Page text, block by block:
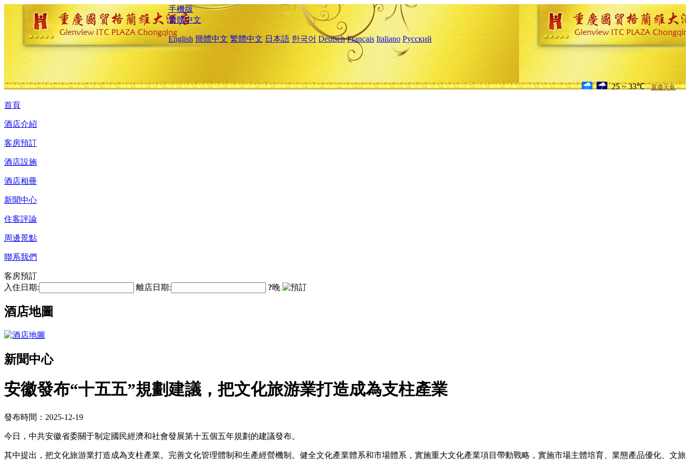
手機版
繁體中文
English 簡體中文 繁體中文 日本語 한국어 Deutsch Français Italiano Русский
25 ~ 33℃ 重慶天氣
首頁
酒店介紹
客房預訂
酒店設施
酒店相冊
新聞中心
住客評論
周邊景點
聯系我們
客房預訂
入住日期:
離店日期: ?晚
酒店地圖
新聞中心
安徽發布“十五五”規劃建議，把文化旅游業打造成為支柱產業
發布時間：2025-12-19
今日，中共安徽省委關于制定國民經濟和社會發展第十五個五年規劃的建議發布。
其中提出，把文化旅游業打造成為支柱產業。完善文化管理體制和生產經營機制。健全文化產業體系和市場體系，實施重大文化產業項目帶動戰略，實施市場主體培育、業態產品優化、文旅